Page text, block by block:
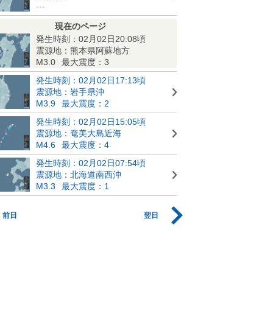
---
現在のページ
発生時刻：02月02日20:08頃
震源地：熊本県阿蘇地方
M3.0
最大震度：3
発生時刻：02月02日17:13頃
震源地：岩手県沖
M3.9
最大震度：2
発生時刻：02月02日15:05頃
震源地：奄美大島近海
M4.6
最大震度：4
発生時刻：02月02日07:54頃
震源地：北海道南西沖
M3.3
最大震度：1
前日 翌日